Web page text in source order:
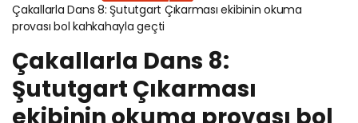
Çakallarla Dans 8: Şututgart Çıkarması ekibinin okuma
provası bol kahkahayla geçti
Çakallarla Dans 8:
Şututgart Çıkarması